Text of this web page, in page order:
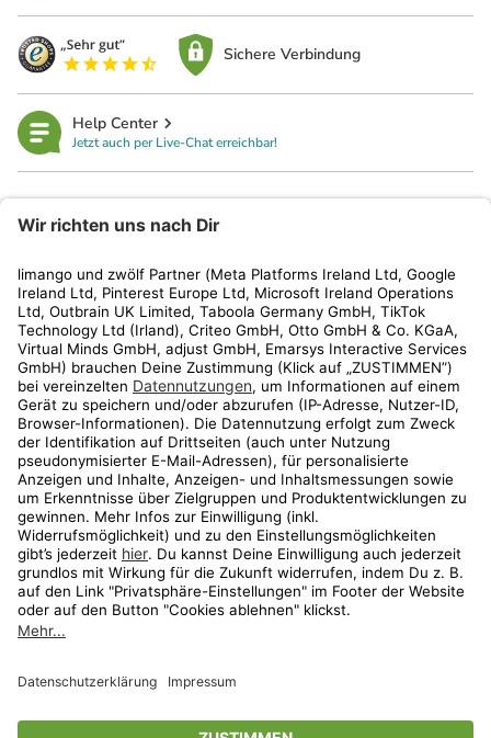
Sichere Verbindung
Help Center
Jetzt auch per Live-Chat erreichbar!
Kundenservice
Shop
Aktionen
Travel